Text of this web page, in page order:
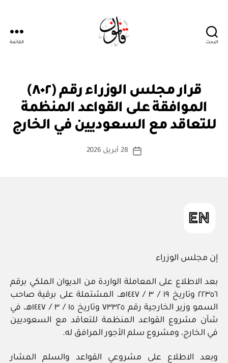
البحث القائمة
التصنيفات
س
الو
قرار مجلس الوزراء رقم (٨٠٢)
الموافقة على القواعد المنظمة
للتعاقد مع السعوديين في الخارج
كاتب
بو
س
ة
تاريخ
28 أبريل 2026
إن مجلس الوزراء
بعد الاطلاع على المعاملة الواردة من الديوان الملكي برقم
٢٢٣٥٦ وتاريخ ١٩ / ٣ / ١٤٤٧هـ، المشتملة على برقية صاحب
السمو وزير الخارجية رقم ٧٣٣٢٥ وتاريخ ١٥ / ٣ / ١٤٤٧هـ، في
شأن مشروع القواعد المنظمة للتعاقد مع السعوديين
في الخارج، ومشروع سلم الأجور المرافق له.
وبعد الاطلاع على مشروعي القواعد والسلم المشار